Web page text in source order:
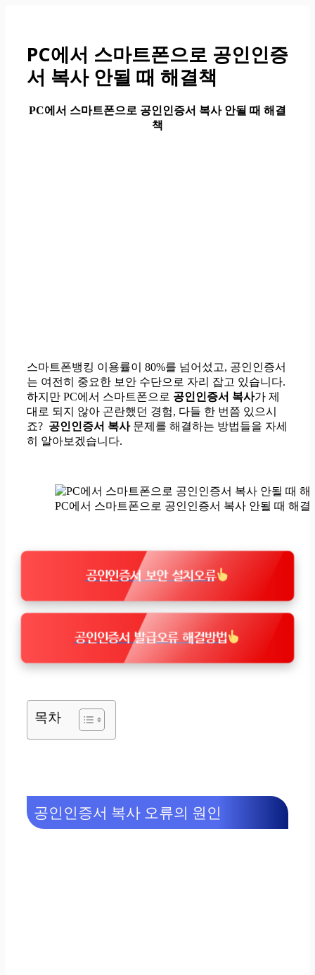
PC에서 스마트폰으로 공인인증
서 복사 안될 때 해결책
PC에서 스마트폰으로 공인인증서 복사 안될 때 해결
책
스마트폰뱅킹 이용률이 80%를 넘어섰고, 공인인증서
는 여전히 중요한 보안 수단으로 자리 잡고 있습니다.
하지만 PC에서 스마트폰으로 공인인증서 복사가 제
대로 되지 않아 곤란했던 경험, 다들 한 번쯤 있으시
죠? 공인인증서 복사문제를 해결하는 방법들을 자세
히 알아보겠습니다.
PC에서 스마트폰으로 공인인증서 복사 안될 때 해결
공인인증서 보안 설치오류
공인인증서 발급오류 해결방법
목차
공인인증서 복사 오류의 원인